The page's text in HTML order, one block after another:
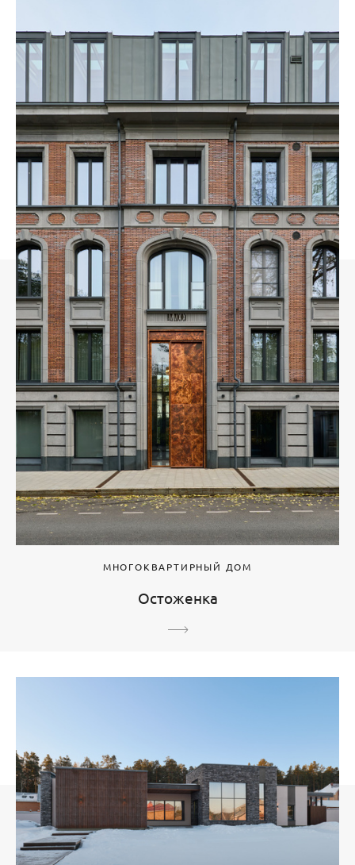
МНОГОКВАРТИРНЫЙ ДОМ
Остоженка